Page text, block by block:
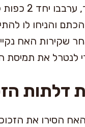
למקומות
שקירות האח
לנטרל את תמיסת
דלתות
הסירו את